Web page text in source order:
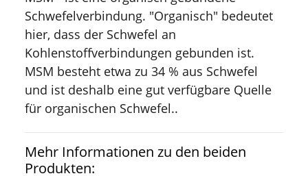
Schwefelverbindung. "Organisch" bedeutet
hier, dass der Schwefel an
Kohlenstoffverbindungen gebunden ist.
MSM besteht etwa zu 34 % aus Schwefel
und ist deshalb eine gut verfügbare Quelle
für organischen Schwefel..
Mehr Informationen zu den beiden
Produkten: